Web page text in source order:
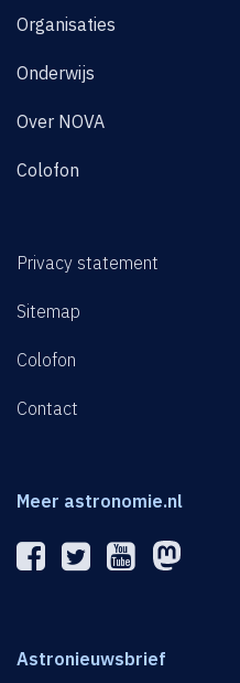
Organisaties
Onderwijs
Over NOVA
Colofon
Privacy statement
Sitemap
Colofon
Contact
Meer astronomie.nl
Astronieuwsbrief